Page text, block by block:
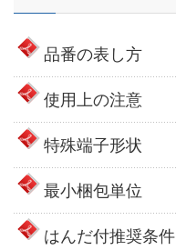
品番の表し方
使用上の注意
特殊端子形状
最小梱包単位
はんだ付推奨条件